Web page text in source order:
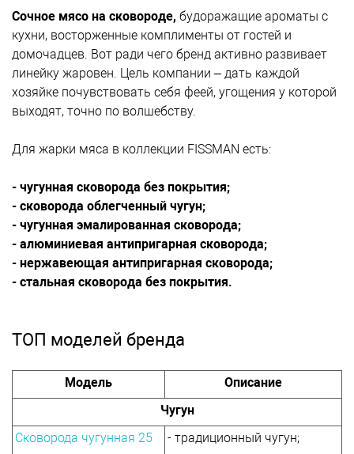
Сочное мясо на сковороде, будоражащие ароматы с
кухни, восторженные комплименты от гостей и
домочадцев. Вот ради чего бренд активно развивает
линейку жаровен. Цель компании – дать каждой
хозяйке почувствовать себя феей, угощения у которой
выходят, точно по волшебству.
Для жарки мяса в коллекции FISSMAN есть:
- чугунная сковорода без покрытия;
- сковорода облегченный чугун;
- чугунная эмалированная сковорода;
- алюминиевая антипригарная сковорода;
- нержавеющая антипригарная сковорода;
- стальная сковорода без покрытия.
ТОП моделей бренда
Модель
Описание
Чугун
Сковорода чугунная 25
- традиционный чугун;